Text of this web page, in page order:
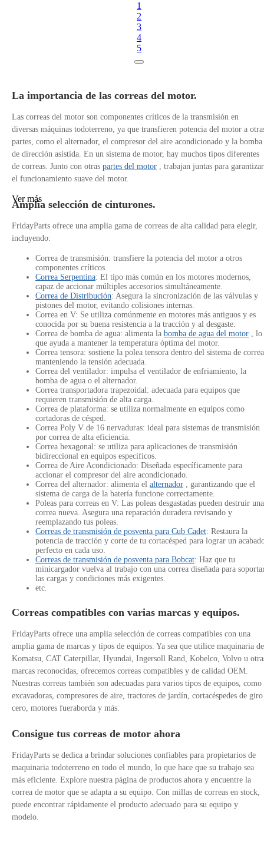
1
2
3
4
5
La importancia de las correas del motor.
Las correas del motor son componentes críticos de la transmisión en
diversas máquinas todoterreno, ya que transfieren potencia del motor a
partes, como el alternador, el compresor del aire acondicionado y la bomba
de dirección asistida. En un sistema de motor, hay muchos tipos diferentes
de correas. Junto con otras partes del motor , trabajan juntas para garantizar
el funcionamiento suave del motor.
Amplia selección de cinturones.
FridayParts ofrece una amplia gama de correas de alta calidad para elegir,
incluyendo:
Correa de transmisión: transfiere la potencia del motor a otros
componentes críticos.
Correa Serpentina: El tipo más común en los motores modernos,
capaz de accionar múltiples accesorios simultáneamente.
Correa de Distribución: Asegura la sincronización de las válvulas y
pistones del motor, evitando colisiones internas.
Correa en V: Se utiliza comúnmente en motores más antiguos y es
conocida por su buena resistencia a la tracción y al desgaste.
Correa de bomba de agua: alimenta la bomba de agua del motor , lo
que ayuda a mantener la temperatura óptima del motor.
Correa tensora: sostiene la polea tensora dentro del sistema de
manteniendo la tensión adecuada.
Correa del ventilador: impulsa el ventilador de enfriamiento, la
bomba de agua o el alternador.
Correa transportadora trapezoidal: adecuada para equipos que
requieren transmisión de alta carga.
Correa de plataforma: se utiliza normalmente en equipos como
cortadoras de césped.
Correa Poly V de 16 nervaduras: ideal para sistemas de transmisión
por correa de alta eficiencia.
Correa hexagonal: se utiliza para aplicaciones de transmisión
bidireccional en equipos específicos.
Correa de Aire Acondicionado: Diseñada específicamente para
accionar el compresor del aire acondicionado.
Correa del alternador: alimenta el alternador , garantizando que el
sistema de carga de la batería funcione correctamente.
Poleas para correas en V: Las poleas desgastadas pueden destruir una
correa nueva. Asegura una reparación duradera revisando y
reemplazando tus poleas.
Correas de transmisión de posventa para Cub Cadet: Restaura la
potencia de tracción y corte de tu cortacésped para lograr un
perfecto en cada uso.
Correas de transmisión de posventa para Bobcat: Haz que tu
minicargador vuelva al trabajo con una correa diseñada para
las cargas y condiciones más exigentes.
etc.
Correas compatibles con varias marcas y equipos.
FridayParts ofrece una amplia selección de correas compatibles con una
amplia gama de marcas y tipos de equipos. Ya sea que utilice maquinaria de
Komatsu, CAT Caterpillar, Hyundai, Ingersoll Rand, Kobelco, Volvo u
marcas reconocidas, ofrecemos correas compatibles y de calidad OEM.
Nuestras correas también son adecuadas para varios tipos de equipos, como
excavadoras, compresores de aire, tractores de jardín, cortacéspedes de giro
cero, motores fueraborda y más.
Consigue tus correas de motor ahora
FridayParts se dedica a brindar soluciones confiables para propietarios de
maquinaria todoterreno en todo el mundo, lo que hace que su trabajo sea
más eficiente. Explore nuestra página de productos ahora y encuentre la
correa de motor que se adapta a su equipo. Con millas de correas en stock,
puede encontrar rápidamente el producto adecuado para su equipo y
modelo.
Ver más